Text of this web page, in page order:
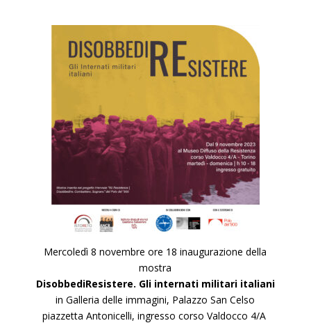
Mercoledì 8 novembre ore 18inaugurazione della
mostra
DisobbediResistere. Gli internati militari italiani
in Galleria delle immagini, Palazzo San Celso
piazzetta Antonicelli, ingresso corso Valdocco 4/A